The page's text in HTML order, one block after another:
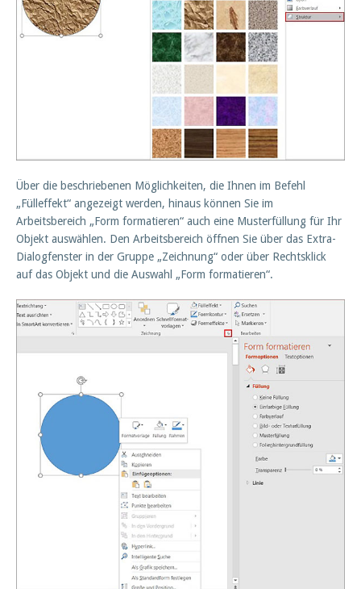
Über die beschriebenen Möglichkeiten, die Ihnen im Befehl
„Fülleffekt“ angezeigt werden, hinaus können Sie im
Arbeitsbereich „Form formatieren“ auch eine Musterfüllung für Ihr
Objekt auswählen. Den Arbeitsbereich öffnen Sie über das Extra-
Dialogfenster in der Gruppe „Zeichnung“ oder über Rechtsklick
auf das Objekt und die Auswahl „Form formatieren“.